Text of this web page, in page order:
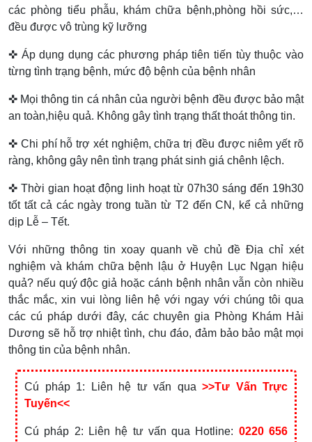
các phòng tiểu phẫu, khám chữa bệnh,phòng hồi sức,…
đều được vô trùng kỹ lưỡng
✜ Áp dụng dụng các phương pháp tiên tiến tùy thuộc vào
từng tình trạng bệnh, mức độ bệnh của bệnh nhân
✜ Mọi thông tin cá nhân của người bệnh đều được bảo mật
an toàn,hiệu quả. Không gây tình trạng thất thoát thông tin.
✜ Chi phí hỗ trợ xét nghiệm, chữa trị đều được niêm yết rõ
ràng, không gây nên tình trạng phát sinh giá chênh lệch.
✜ Thời gian hoạt động linh hoạt từ 07h30 sáng đến 19h30
tốt tất cả các ngày trong tuần từ T2 đến CN, kể cả những
dịp Lễ – Tết.
Với những thông tin xoay quanh về chủ đề Địa chỉ xét
nghiệm và khám chữa bệnh lậu ở Huyện Lục Ngạn hiệu
quả? nếu quý độc giả hoặc cánh bệnh nhân vẫn còn nhiều
thắc mắc, xin vui lòng liên hệ với ngay với chúng tôi qua
các cú pháp dưới đây, các chuyên gia Phòng Khám Hải
Dương sẽ hỗ trợ nhiệt tình, chu đáo, đảm bảo bảo mật mọi
thông tin của bệnh nhân.
Cú pháp 1: Liên hệ tư vấn qua >>Tư Vấn Trực
Tuyến<<
Cú pháp 2: Liên hệ tư vấn qua Hotline: 0220 656